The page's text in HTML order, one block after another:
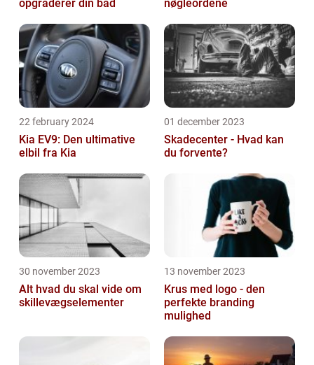
opgraderer din båd nøgleordene
22 february 2024
Kia EV9: Den ultimative
elbil fra Kia
01 december 2023
Skadecenter - Hvad kan
du forvente?
30 november 2023
Alt hvad du skal vide om
skillevægselementer
13 november 2023
Krus med logo - den
perfekte branding
mulighed